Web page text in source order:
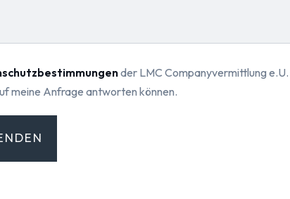
der LMC Companyvermittlung
meine Anfrage antworten können.